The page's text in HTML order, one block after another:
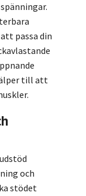
passa din
till att
och
stödet